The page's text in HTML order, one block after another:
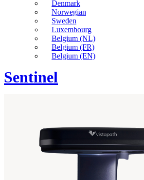
Denmark
Norwegian
Sweden
Luxembourg
Belgium (NL)
Belgium (FR)
Belgium (EN)
Sentinel